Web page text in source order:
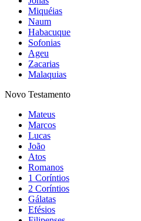
Miquéias
Naum
Habacuque
Sofonias
Ageu
Zacarias
Malaquias
Novo Testamento
Mateus
Marcos
Lucas
João
Atos
Romanos
1 Coríntios
2 Coríntios
Gálatas
Efésios